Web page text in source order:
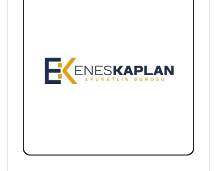
Enes Kaplan Avukatlık Bürosu